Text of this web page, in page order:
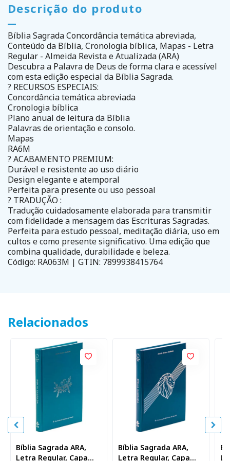
Descrição do produto
Bíblia Sagrada Concordância temática abreviada,
Conteúdo da Bíblia, Cronologia bíblica, Mapas - Letra
Regular - Almeida Revista e Atualizada (ARA)
Descubra a Palavra de Deus de forma clara e acessível
com esta edição especial da Bíblia Sagrada.
? RECURSOS ESPECIAIS:
Concordância temática abreviada
Cronologia bíblica
Plano anual de leitura da Bíblia
Palavras de orientação e consolo.
Mapas
RA6M
? ACABAMENTO PREMIUM:
Durável e resistente ao uso diário
Design elegante e atemporal
Perfeita para presente ou uso pessoal
? TRADUÇÃO :
Tradução cuidadosamente elaborada para transmitir
com fidelidade a mensagem das Escrituras Sagradas.
Perfeita para estudo pessoal, meditação diária, uso em
cultos e como presente significativo. Uma edição que
combina qualidade, durabilidade e beleza.
Código: RA063M | GTIN: 7899938415764
Relacionados
Bíblia Sagrada ARA,
Letra Regular, Capa
Bíblia Sagrada ARA,
Letra Regular, Capa